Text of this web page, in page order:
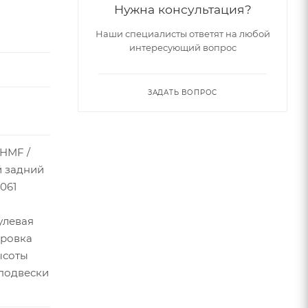
на
/
Нужна консультация?
Наши специалисты ответят на любой
интересующий вопрос
ЗАДАТЬ ВОПРОС